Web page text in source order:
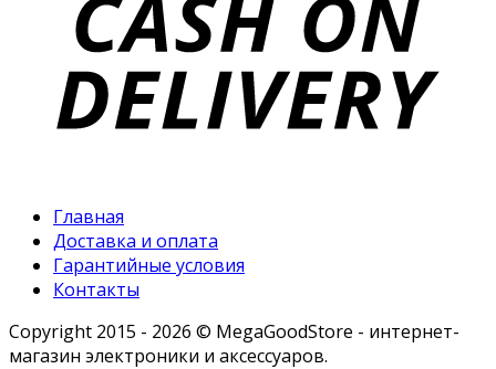
Главная
Доставка и оплата
Гарантийные условия
Контакты
Copyright 2015 - 2026 © MegaGoodStore - интернет-
магазин электроники и аксессуаров.